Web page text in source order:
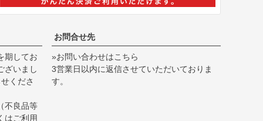
期してお
ざいまし
くださ
不良品等
はご利用
お問合せ先
»お問い合わせはこちら
3営業日以内に返信させていただいておりま
す。